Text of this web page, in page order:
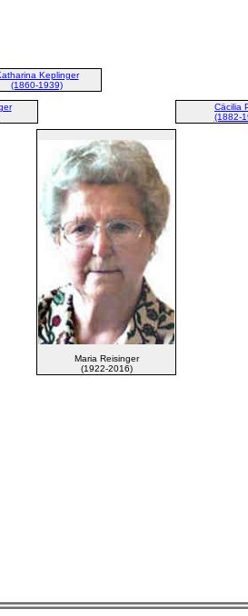
Keplinger
(1860-1939)
Cäcilia
(1882-
Maria Reisinger
(1922-2016)